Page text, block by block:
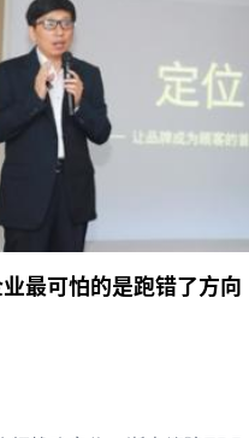
最可怕的是跑错了方向